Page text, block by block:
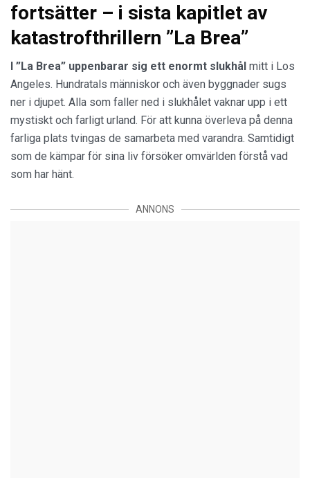
fortsätter – i sista kapitlet av
katastrofthrillern ”La Brea”
I ”La Brea” uppenbarar sig ett enormt slukhål mitt i Los
Angeles. Hundratals människor och även byggnader sugs
ner i djupet. Alla som faller ned i slukhålet vaknar upp i ett
mystiskt och farligt urland. För att kunna överleva på denna
farliga plats tvingas de samarbeta med varandra. Samtidigt
som de kämpar för sina liv försöker omvärlden förstå vad
som har hänt.
ANNONS